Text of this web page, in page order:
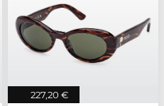
227,20 €